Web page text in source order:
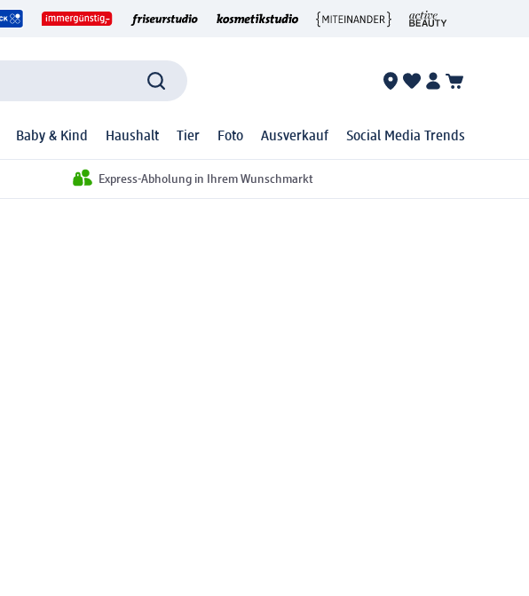
Baby & Kind Haushalt Tier Foto Ausverkauf Social Media Trends
Express-Abholung in Ihrem Wunschmarkt